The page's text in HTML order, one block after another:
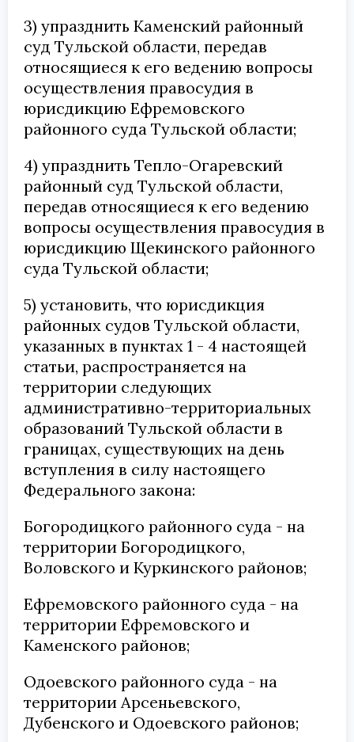
3) упразднить Каменский районный
суд Тульской области, передав
относящиеся к его ведению вопросы
осуществления правосудия в
юрисдикцию Ефремовского
районного суда Тульской области;
4) упразднить Тепло-Огаревский
районный суд Тульской области,
передав относящиеся к его ведению
вопросы осуществления правосудия в
юрисдикцию Щекинского районного
суда Тульской области;
5) установить, что юрисдикция
районных судов Тульской области,
указанных в пунктах 1 - 4 настоящей
статьи, распространяется на
территории следующих
административно-территориальных
образований Тульской области в
границах, существующих на день
вступления в силу настоящего
Федерального закона:
Богородицкого районного суда - на
территории Богородицкого,
Воловского и Куркинского районов;
Ефремовского районного суда - на
территории Ефремовского и
Каменского районов;
Одоевского районного суда - на
территории Арсеньевского,
Дубенского и Одоевского районов;